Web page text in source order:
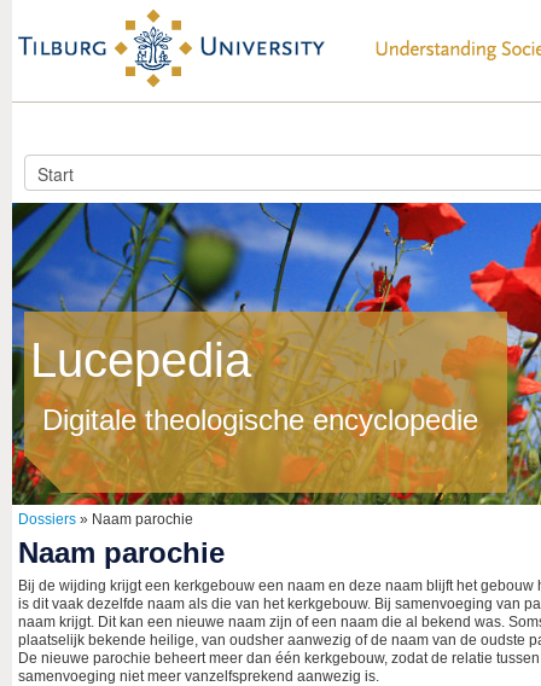
Lucepedia
Digitale theologische encyclopedie
Dossiers » Naam parochie
Naam parochie
Bij de wijding krijgt een kerkgebouw een naam en deze naam blijft het
is dit vaak dezelfde naam als die van het kerkgebouw. Bij samenvoeging van
naam krijgt. Dit kan een nieuwe naam zijn of een naam die al bekend was.
plaatselijk bekende heilige, van oudsher aanwezig of de naam van de oudste
De nieuwe parochie beheert meer dan één kerkgebouw, zodat de relatie
samenvoeging niet meer vanzelfsprekend aanwezig is.